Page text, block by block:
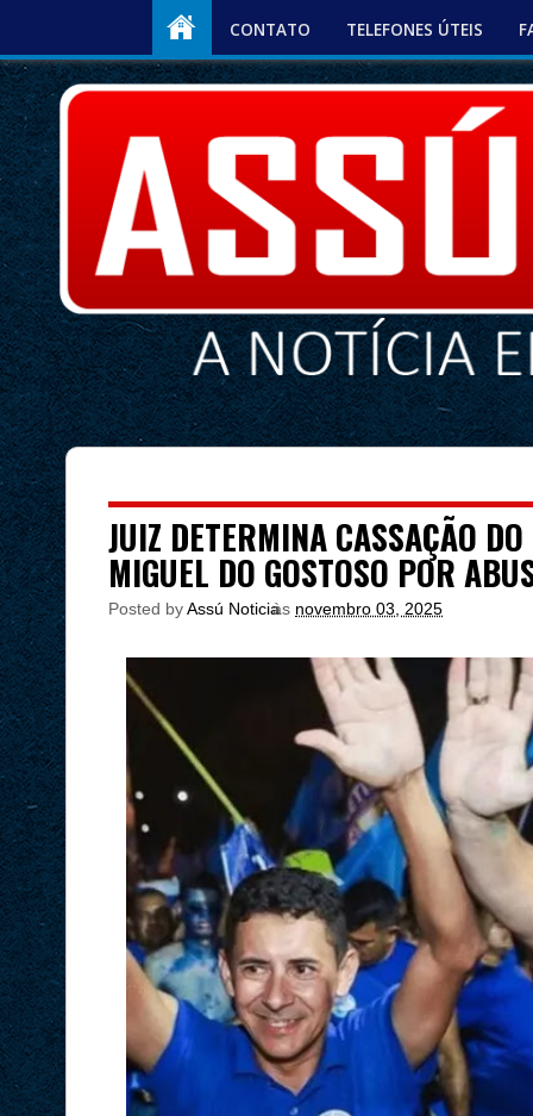
CONTATO TELEFONES ÚTEIS
JUIZ DETERMINA CASSAÇÃO
MIGUEL DO GOSTOSO POR
Posted byAssú Noticia
às novembro 03, 2025